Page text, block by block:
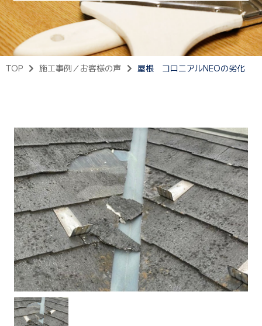
施工事例
ニュース
お問い合わせ
スタッフブログ
採用情報
正しい業者の選び方
ZOOM打ち合わせ
TOP 施工事例／お客様の声 屋根 コロニアルNEOの劣化